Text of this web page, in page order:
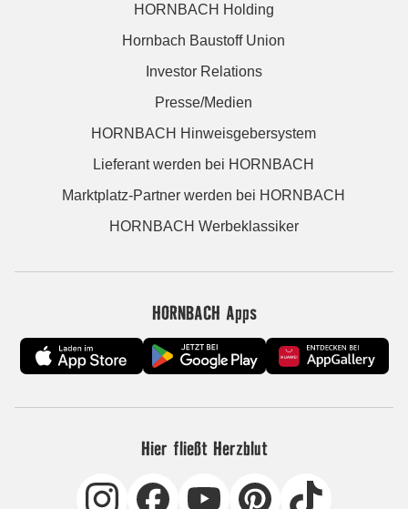
HORNBACH Holding
Hornbach Baustoff Union
Investor Relations
Presse/Medien
HORNBACH Hinweisgebersystem
Lieferant werden bei HORNBACH
Marktplatz-Partner werden bei HORNBACH
HORNBACH Werbeklassiker
HORNBACH Apps
Hier fließt Herzblut